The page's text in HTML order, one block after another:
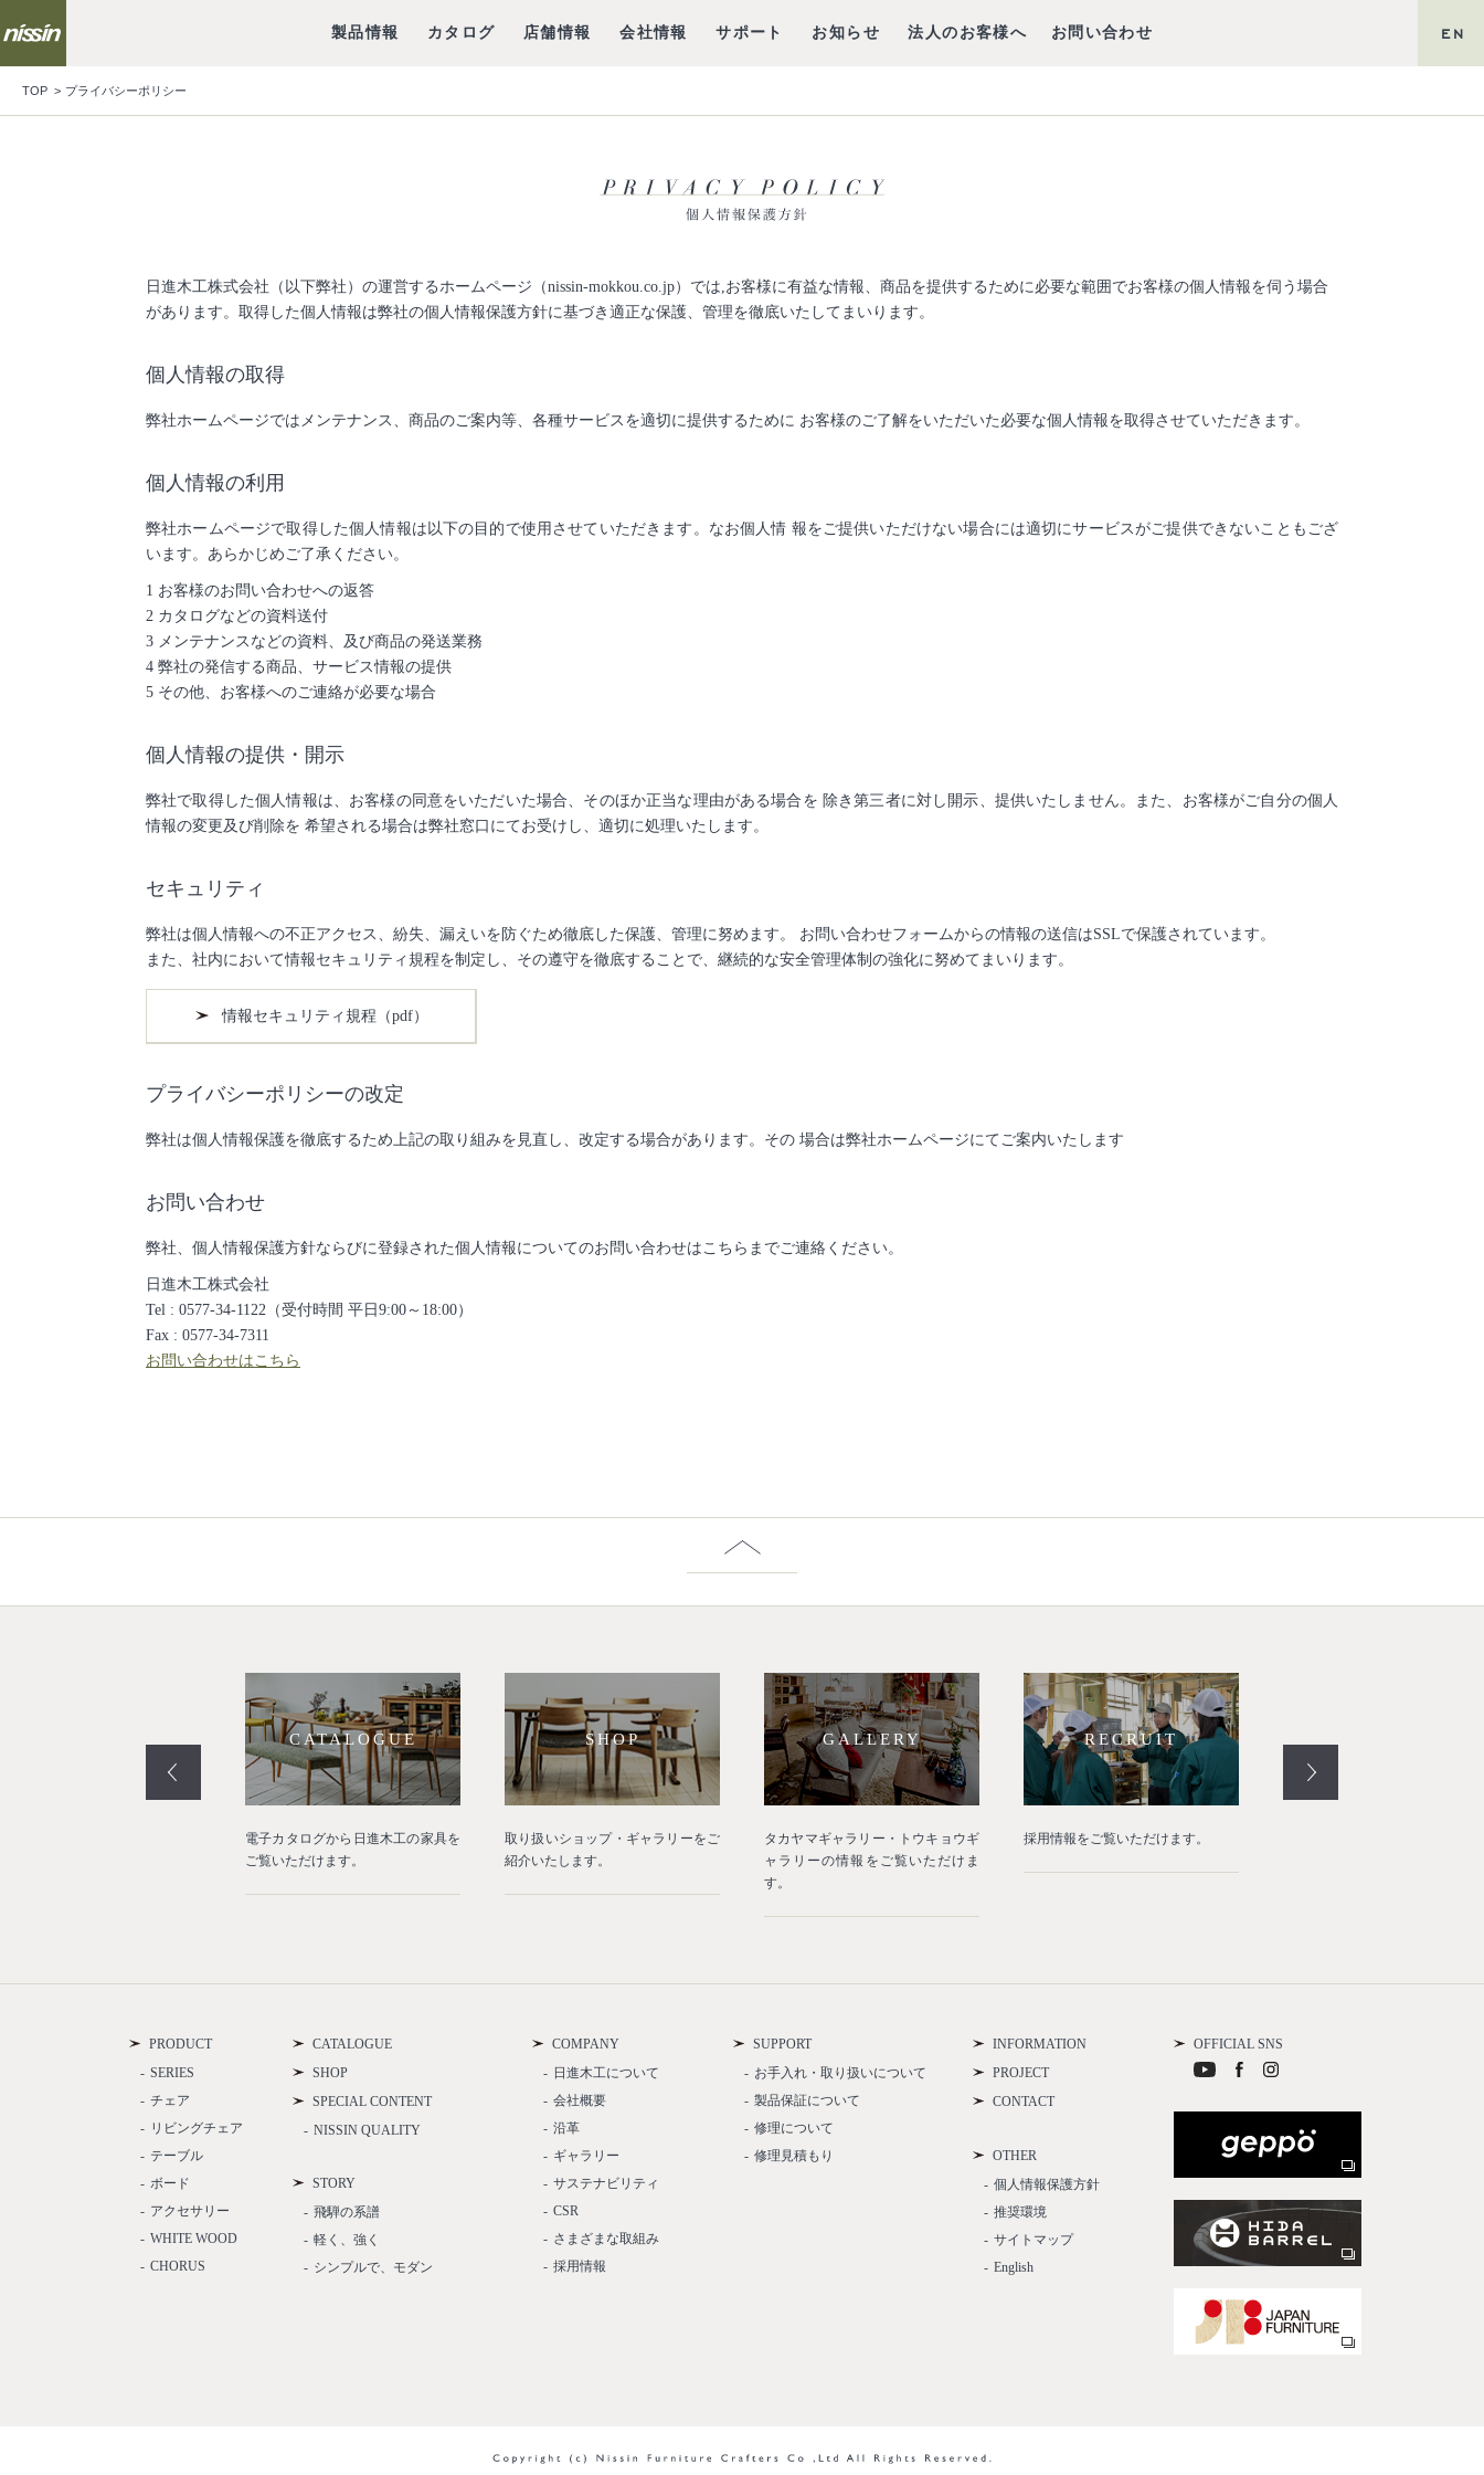
製品情報 カタログ 店舗情報 会社情報 サポート お知らせ 法人のお客様へ お問い合わせ EN
TOP プライバシーポリシー
日進木工株式会社（以下弊社）の運営するホームページ（nissin-mokkou.co.jp）では,お客様に有益な情報、商品を提供するために必要な範囲でお客様の個人情報を伺う場合
があります。取得した個人情報は弊社の個人情報保護方針に基づき適正な保護、管理を徹底いたしてまいります。
個人情報の取得
弊社ホームページではメンテナンス、商品のご案内等、各種サービスを適切に提供するために お客様のご了解をいただいた必要な個人情報を取得させていただきます。
個人情報の利用
弊社ホームページで取得した個人情報は以下の目的で使用させていただきます。なお個人情 報をご提供いただけない場合には適切にサービスがご提供できないこともござ
います。あらかじめご了承ください。
1 お客様のお問い合わせへの返答
2 カタログなどの資料送付
3 メンテナンスなどの資料、及び商品の発送業務
4 弊社の発信する商品、サービス情報の提供
5 その他、お客様へのご連絡が必要な場合
個人情報の提供・開示
弊社で取得した個人情報は、お客様の同意をいただいた場合、そのほか正当な理由がある場合を 除き第三者に対し開示、提供いたしません。また、お客様がご自分の個人
情報の変更及び削除を 希望される場合は弊社窓口にてお受けし、適切に処理いたします。
セキュリティ
弊社は個人情報への不正アクセス、紛失、漏えいを防ぐため徹底した保護、管理に努めます。 お問い合わせフォームからの情報の送信はSSLで保護されています。
また、社内において情報セキュリティ規程を制定し、その遵守を徹底することで、継続的な安全管理体制の強化に努めてまいります。
情報セキュリティ規程（pdf）
プライバシーポリシーの改定
弊社は個人情報保護を徹底するため上記の取り組みを見直し、改定する場合があります。その 場合は弊社ホームページにてご案内いたします
お問い合わせ
弊社、個人情報保護方針ならびに登録された個人情報についてのお問い合わせはこちらまでご連絡ください。
日進木工株式会社
Tel : 0577-34-1122 （受付時間 平日9:00～18:00）
Fax : 0577-34-7311
お問い合わせはこちら
CATALOGUE
電子カタログから日進木工の家具を
ご覧いただけます。
SHOP
取り扱いショップ・ギャラリーをご
紹介いたします。
GALLERY
タカヤマギャラリー・トウキョウギ
ャラリーの情報をご覧いただけま
す。
RECRUIT
採用情報をご覧いただけます。
PRODUCT
SERIES
チェア
リビングチェア
テーブル
ボード
アクセサリー
WHITE WOOD
CHORUS
CATALOGUE
SHOP
SPECIAL CONTENT
NISSIN QUALITY
STORY
飛騨の系譜
軽く、強く
シンプルで、モダン
COMPANY
日進木工について
会社概要
沿革
ギャラリー
サステナビリティ
CSR
さまざまな取組み
採用情報
SUPPORT
お手入れ・取り扱いについて
製品保証について
修理について
修理見積もり
INFORMATION
PROJECT
CONTACT
OTHER
個人情報保護方針
推奨環境
サイトマップ
English
OFFICIAL SNS